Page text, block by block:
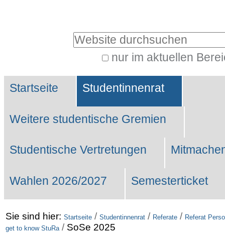
Website durchsuchen
nur im aktuellen
Suche…
Sektionen
Startseite Studentinnenrat
Weitere studentische Gremien
Studentische Vertretungen
Wahlen 2026/2027 Semesterticket
Sie sind hier: Startseite / Studentinnenrat / Referate / Referat
get to know StuRa / SoSe 2025